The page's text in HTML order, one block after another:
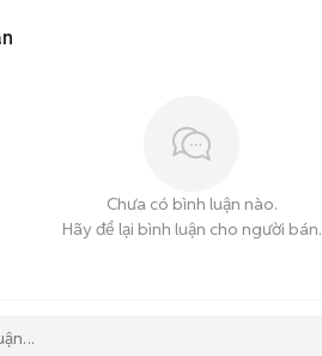
Chưa có bình luận nào.
Hãy để lại bình luận cho người bán.